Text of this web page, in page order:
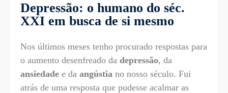
Depressão: o humano do séc.
XXI em busca de si mesmo
Nos últimos meses tenho procurado respostas para
o aumento desenfreado da depressão, da
ansiedade e da angústia no nosso século. Fui
atrás de uma resposta que pudesse acalmar as